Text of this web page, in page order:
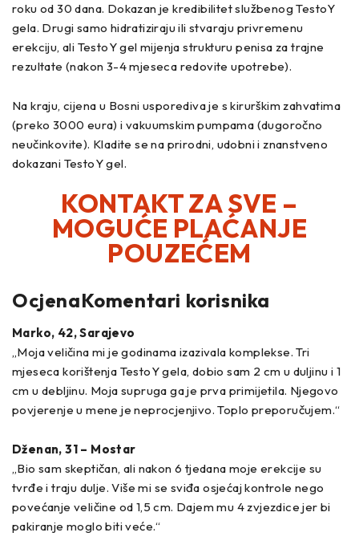
roku od 30 dana. Dokazan je kredibilitet službenog TestoY
gela. Drugi samo hidratiziraju ili stvaraju privremenu
erekciju, ali TestoY gel mijenja strukturu penisa za trajne
rezultate (nakon 3-4 mjeseca redovite upotrebe).
Na kraju, cijena u Bosni usporediva je s kirurškim zahvatima
(preko 3000 eura) i vakuumskim pumpama (dugoročno
neučinkovite). Kladite se na prirodni, udobni i znanstveno
dokazani TestoY gel.
KONTAKT ZA SVE –
MOGUĆE PLAĆANJE
POUZEĆEM
OcjenaKomentari korisnika
Marko, 42, Sarajevo
„Moja veličina mi je godinama izazivala komplekse. Tri
mjeseca korištenja TestoY gela, dobio sam 2 cm u duljinu i 1
cm u debljinu. Moja supruga ga je prva primijetila. Njegovo
povjerenje u mene je neprocjenjivo. Toplo preporučujem.“
Dženan, 31 – Mostar
„Bio sam skeptičan, ali nakon 6 tjedana moje erekcije su
tvrđe i traju dulje. Više mi se sviđa osjećaj kontrole nego
povećanje veličine od 1,5 cm. Dajem mu 4 zvjezdice jer bi
pakiranje moglo biti veće.“